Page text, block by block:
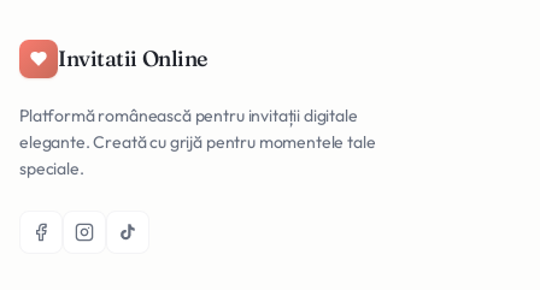
Invitatii Online
Platformă românească pentru invitații digitale
elegante. Creată cu grijă pentru momentele tale
speciale.